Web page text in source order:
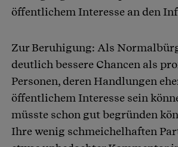
öffentlichem Interesse an den
Zur Beruhigung: Als
deutlich bessere Chancen als
Personen, deren Handlungen
öffentlichem Interesse sein
müsste schon gut begründen
Ihre wenig schmeichelhaften